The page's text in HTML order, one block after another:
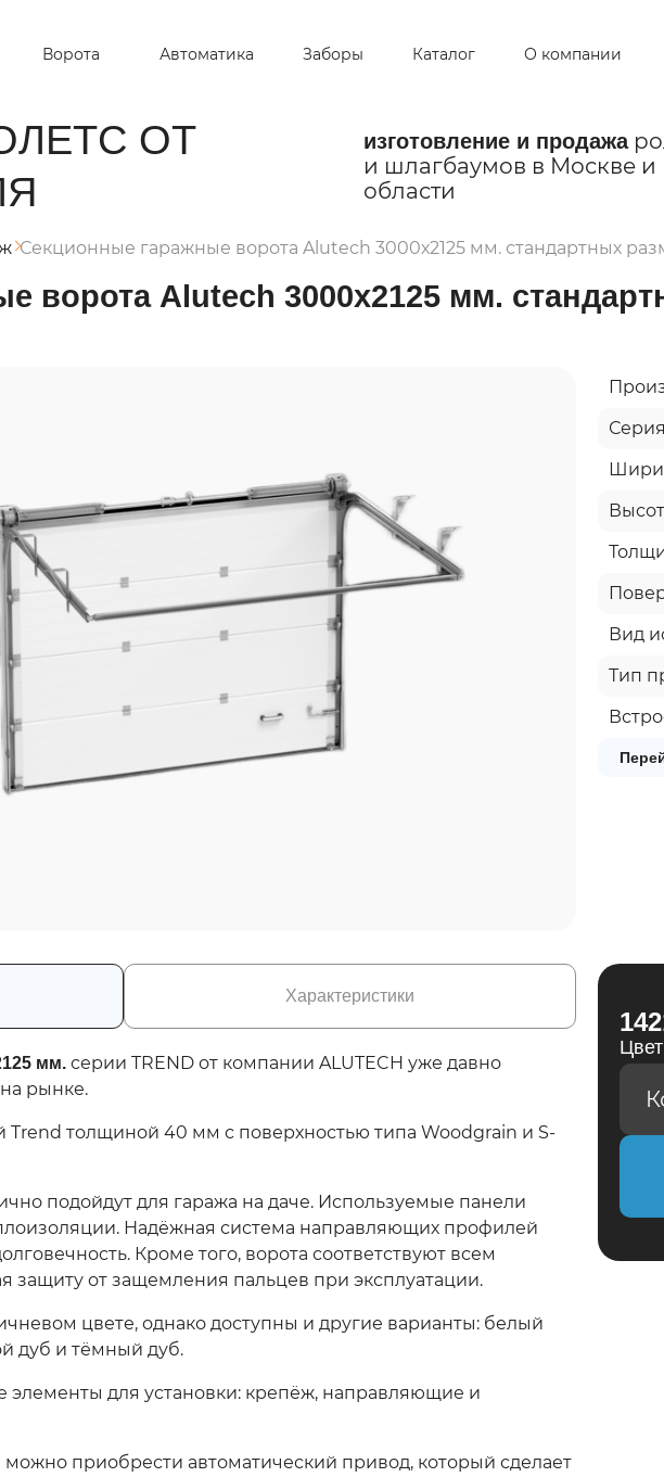
Ворота Автоматика Заборы Каталог О компании
ОТ
изготовление и продажа
и шлагбаумов в Москве и
области
Секционные гаражные ворота Alutech 3000х2125 мм. стандартных
ворота Alutech 3000х2125 мм.
Вид
Тип
Цвет
Характеристики
мм. серии TREND от компании ALUTECH уже давно
рынке.
Trend толщиной 40 мм с поверхностью типа Woodgrain и S-
подойдут для гаража на даче. Используемые панели
Надёжная система направляющих профилей
Кроме того, ворота соответствуют всем
защиту от защемления пальцев при эксплуатации.
цвете, однако доступны и другие варианты: белый
дуб и тёмный дуб.
элементы для установки: крепёж, направляющие и
приобрести автоматический привод, который сделает